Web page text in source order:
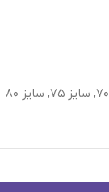
, سایز ۷۵ , سایز ۸۰